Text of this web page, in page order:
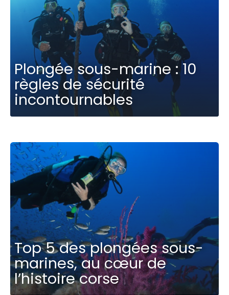
Plongée sous-marine : 10
règles de sécurité
incontournables
Top 5 des plongées sous-
marines, au cœur de
l’histoire corse